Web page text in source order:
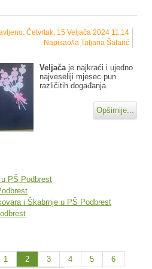
Četvrtak, 15 Veljača 2024 11:14
Napisao/la Tatjana Šafarić
Veljača je najkraći i ujedno
najveseliji mjesec pun
različitih događanja.
Opširnije...
PŠ Podbrest
i Škabrnje u PŠ Podbrest
1 2 3 4 5
6